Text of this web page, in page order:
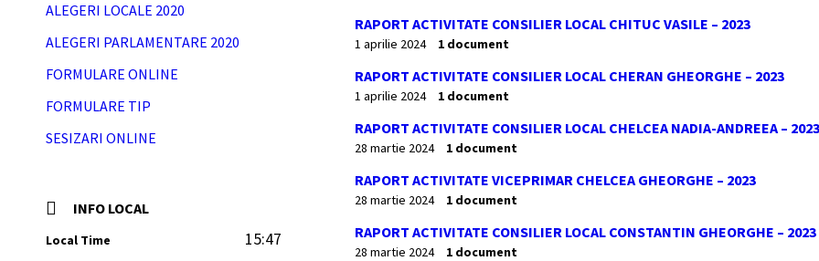
RAPORT ACTIVITATE CONSILIER LOCAL CHITUC VASILE – 2023
1 aprilie 2024 1 document
RAPORT ACTIVITATE CONSILIER LOCAL CHERAN GHEORGHE – 2023
1 aprilie 2024 1 document
RAPORT ACTIVITATE CONSILIER LOCAL CHELCEA NADIA-ANDREEA –
28 martie 2024 1 document
RAPORT ACTIVITATE VICEPRIMAR CHELCEA GHEORGHE – 2023
28 martie 2024 1 document
RAPORT ACTIVITATE CONSILIER LOCAL CONSTANTIN GHEORGHE – 2023
28 martie 2024 1 document
ALEGERI LOCALE 2020
ALEGERI PARLAMENTARE 2020
FORMULARE ONLINE
FORMULARE TIP
SESIZARI ONLINE
INFO LOCAL
Local Time 15:47